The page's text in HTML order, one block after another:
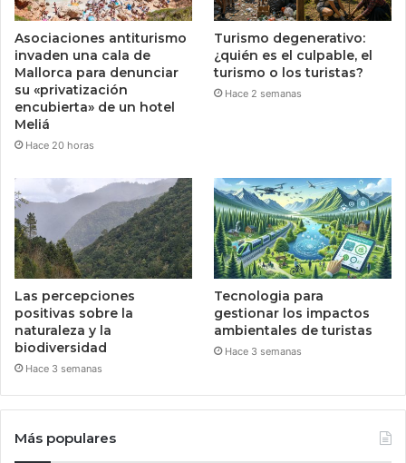
Asociaciones antiturismo
invaden una cala de
Mallorca para denunciar
su «privatización
encubierta» de un hotel
Meliá
Hace 20 horas
Turismo degenerativo:
¿quién es el culpable, el
turismo o los turistas?
Hace 2 semanas
Las percepciones
positivas sobre la
naturaleza y la
biodiversidad
Hace 3 semanas
Tecnologia para
gestionar los impactos
ambientales de turistas
Hace 3 semanas
Más populares